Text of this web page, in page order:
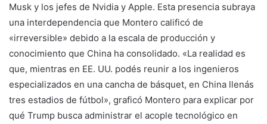
Musk y los jefes de Nvidia y Apple. Esta presencia subraya
una interdependencia que Montero calificó de
«irreversible» debido a la escala de producción y
conocimiento que China ha consolidado. «La realidad es
que, mientras en EE. UU. podés reunir a los ingenieros
especializados en una cancha de básquet, en China llenás
tres estadios de fútbol», graficó Montero para explicar por
qué Trump busca administrar el acople tecnológico en